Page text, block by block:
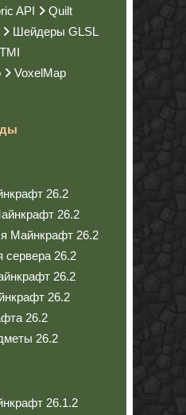
API
Quilt
Шейдеры GLSL
TMI
VoxelMap
26.2
26.2
Майнкрафт 26.2
сервера 26.2
26.2
26.2
26.2
26.2
26.1.2